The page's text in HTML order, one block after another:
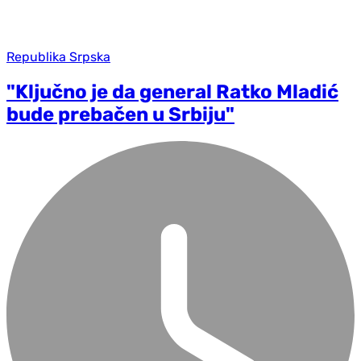
Republika Srpska
"Ključno je da general Ratko Mladić
bude prebačen u Srbiju"